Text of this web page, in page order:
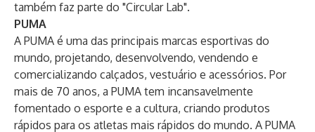
também faz parte do "Circular Lab".
PUMA
A PUMA é uma das principais marcas esportivas do
mundo, projetando, desenvolvendo, vendendo e
comercializando calçados, vestuário e acessórios. Por
mais de 70 anos, a PUMA tem incansavelmente
fomentado o esporte e a cultura, criando produtos
rápidos para os atletas mais rápidos do mundo. A PUMA